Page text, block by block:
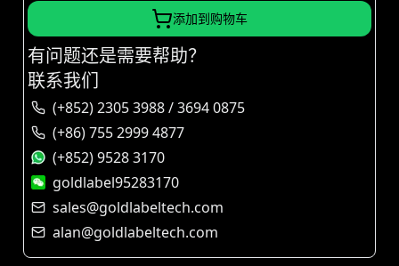
添加到购物车
有问题还是需要帮助？
联系我们
(+852) 2305 3988 / 3694 0875
(+86) 755 2999 4877
(+852) 9528 3170
goldlabel95283170
sales@goldlabeltech.com
alan@goldlabeltech.com